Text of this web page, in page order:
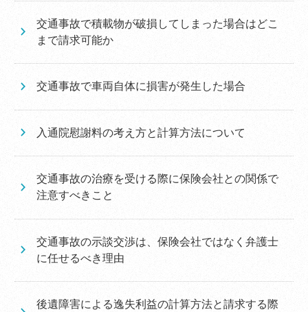
交通事故で積載物が破損してしまった場合はどこ
まで請求可能か
交通事故で車両自体に損害が発生した場合
入通院慰謝料の考え方と計算方法について
交通事故の治療を受ける際に保険会社との関係で
注意すべきこと
交通事故の示談交渉は、保険会社ではなく弁護士
に任せるべき理由
後遺障害による逸失利益の計算方法と請求する際